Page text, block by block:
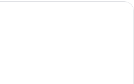
Hochwertige Bettwaren, Pillowtop-